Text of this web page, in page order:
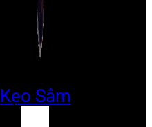
Kẹo Sâm